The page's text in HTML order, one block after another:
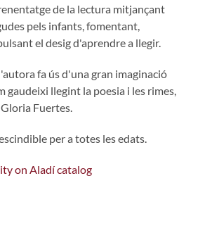
de la lectura mitjançant
pels infants, fomentant,
el desig d'aprendre a llegir.
fa ús d'una gran imaginació
gaudeixi llegint la poesia i les rimes,
Fuertes.
per a totes les edats.
on Aladí catalog